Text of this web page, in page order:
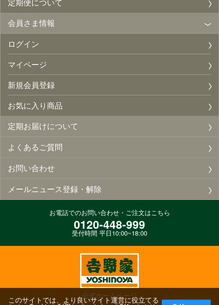
会員さま情報
ログイン
マイページ
新規会員登録
お気に入り商品
定期お届けについて
よくあるご質問
お問い合わせ
メールニュース登録・解除
お電話でのお問い合わせ・ご注文はこちら
0120-448-999
受付時間 平日10:00~18:00
公式ホームページ
このサイトでは、より良いサイト運営に役立てる